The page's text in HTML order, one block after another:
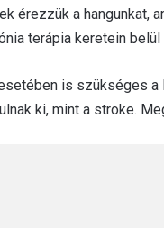
érezzük a hangunkat,
terápia keretein
is szükséges
ki, mint a stroke.